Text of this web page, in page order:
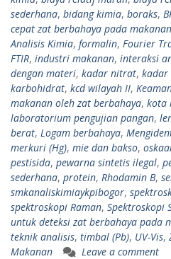
sederhana, bidang kimia, boraks,
cepat zat berbahaya pada
Analisis Kimia, formalin, Fourier
FTIR, industri makanan, interaksi
dengan materi, kadar nitrat,
karbohidrat, kcd wilayah II,
makanan oleh zat berbahaya, kota
laboratorium pengujian pangan,
berat, Logam berbahaya,
merkuri (Hg), mie dan bakso,
pestisida, pewarna sintetis ilegal,
sederhana, protein, Rhodamin B,
smkanaliskimiaykpibogor,
spektroskopi Raman, Spektroskopi
untuk deteksi zat berbahaya pada
teknik analisis, timbal (Pb), UV-Vis,
Makanan
Leave a comment